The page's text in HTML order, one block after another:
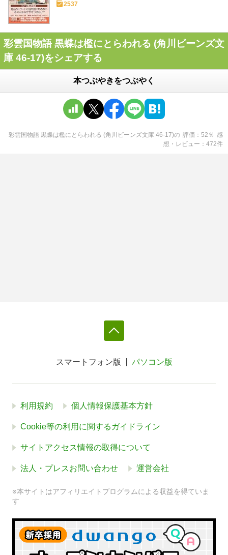
2537
彩雲国物語 黒蝶は檻にとらわれる (角川ビーンズ文
庫 46-17)をシェアする
本つぶやきをつぶやく
彩雲国物語 黒蝶は檻にとらわれる (角川ビーンズ文庫 46-17)の 評価 52 ％ 感
想・レビュー
472件
スマートフォン版 パソコン版
利用規約 個人情報保護基本方針
Cookie等の利用に関するガイドライン
サイトアクセス情報の取得について
法人・プレスお問い合わせ 運営会社
※本サイトはアフィリエイトプログラムによる収益を得ていま
す